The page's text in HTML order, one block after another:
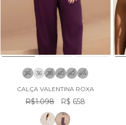
34 36 38 40 42 44
CALÇA VALENTINA ROXA
R$1.098 R$ 658